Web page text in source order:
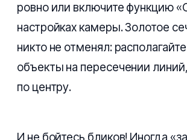
ровно или включите функцию
настройках камеры. Золотое
никто не отменял:
объекты на пересечении
по центру.